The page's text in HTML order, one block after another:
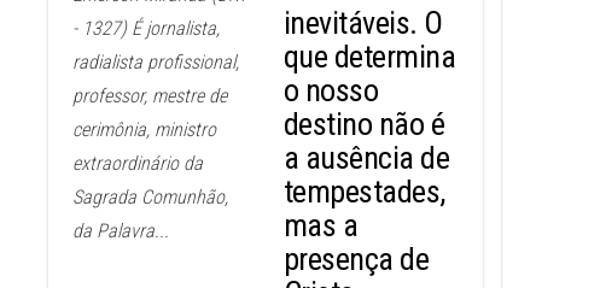
- 1327) É jornalista,
radialista profissional,
professor, mestre de
cerimônia, ministro
extraordinário da
Sagrada Comunhão,
da Palavra...
inevitáveis. O
que determina
o nosso
destino não é
a ausência de
tempestades,
mas a
presença de